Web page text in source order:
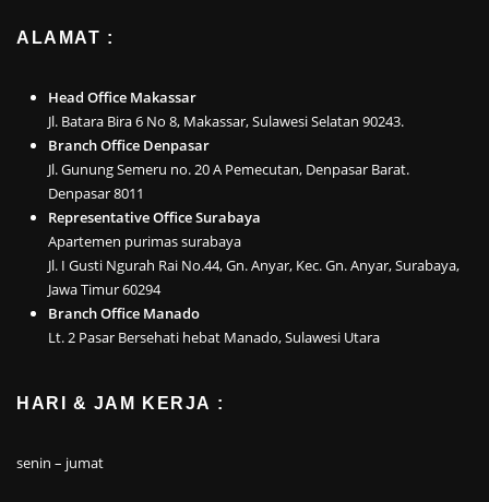
ALAMAT :
Head Office Makassar
Jl. Batara Bira 6 No 8, Makassar, Sulawesi Selatan 90243.
Branch Office Denpasar
Jl. Gunung Semeru no. 20 A Pemecutan, Denpasar Barat.
Denpasar 8011
Representative Office Surabaya
Apartemen purimas surabaya
Jl. I Gusti Ngurah Rai No.44, Gn. Anyar, Kec. Gn. Anyar, Surabaya,
Jawa Timur 60294
Branch Office Manado
Lt. 2 Pasar Bersehati hebat Manado, Sulawesi Utara
HARI & JAM KERJA :
senin – jumat